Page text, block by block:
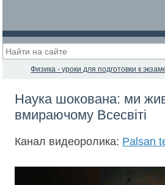
Физика - уроки для подготовки к
Наука шокована: ми
вмираючому Всесвіті
Канал видеоролика: Palsan